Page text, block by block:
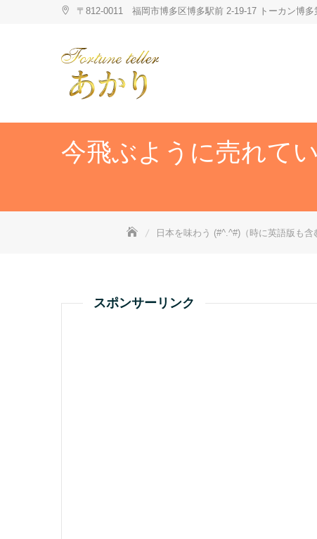
〒812-0011 福岡市博多区博多駅前 2-19-17 トーカン博
今飛ぶように売れて
日本を味わう (#^.^#)（時に英語版も
スポンサーリンク